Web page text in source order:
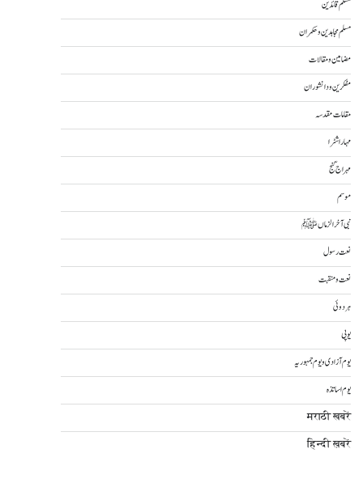
مسلم قائدین
مسلم مجاہدین و حکمران
مضامین و مقالات
مفکرین و دانشوران
مقامات مقدسہ
مہاراشٹرا
مہراج گنج
موسم
نبی آخرالزماںﷺ
نعت رسول
نعت و منقبت
ہردوئی
یوپی
یوم آزادی و یوم جمہوریہ
یوم اساتذہ
मराठी खबरें
हिन्दी ख़बरें